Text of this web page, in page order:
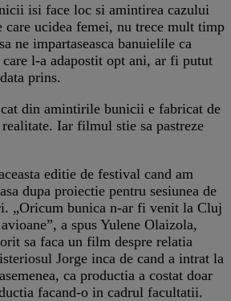
isi face loc si amintirea cazului
ucidea femei, nu trece mult timp
ne impartaseasca banuielile ca
l-a adapostit opt ani, ar fi putut
prins.
din amintirile bunicii e fabricat de
Iar filmul stie sa pastreze
editie de festival cand am
dupa proiectie pentru sesiunea de
„Oricum bunica n-ar fi venit la Cluj
a spus Yulene Olaizola,
sa faca un film despre relatia
Jorge inca de cand a intrat la
ca productia a costat doar
facand-o in cadrul facultatii.